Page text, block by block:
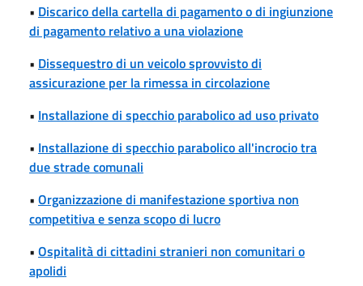
• Discarico della cartella di pagamento o di ingiunzione
di pagamento relativo a una violazione
• Dissequestro di un veicolo sprovvisto di
assicurazione per la rimessa in circolazione
• Installazione di specchio parabolico ad uso privato
• Installazione di specchio parabolico all'incrocio tra
due strade comunali
• Organizzazione di manifestazione sportiva non
competitiva e senza scopo di lucro
• Ospitalità di cittadini stranieri non comunitari o
apolidi